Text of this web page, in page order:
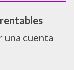
una cuenta